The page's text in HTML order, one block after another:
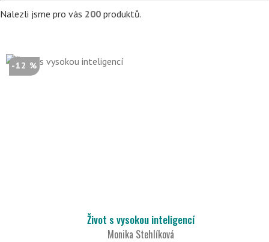
Nalezli jsme pro vás 200 produktů.
-12 %
Život s vysokou inteligencí
Monika Stehlíková